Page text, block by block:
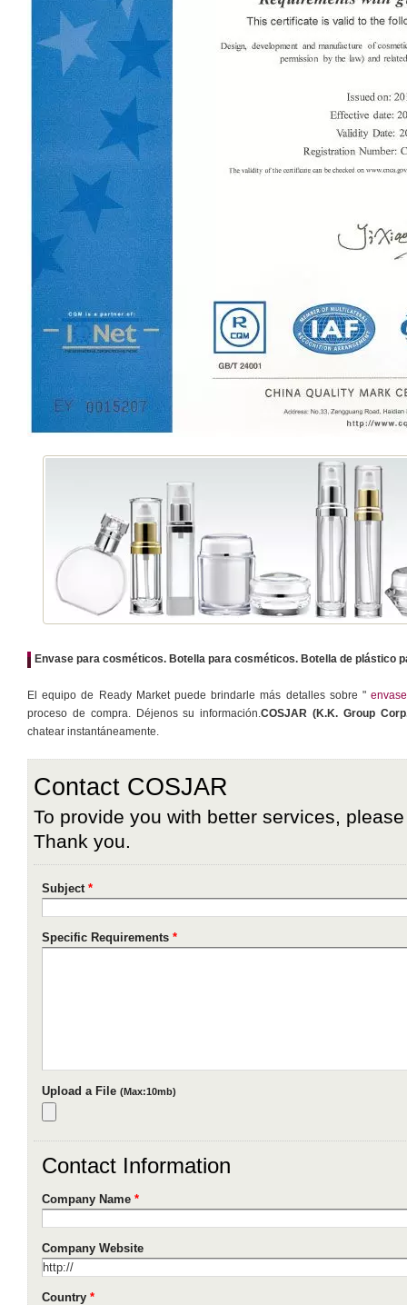
Envase para cosméticos. Botella para cosméticos. Botella de plástico
El equipo de Ready Market puede brindarle más detalles sobre "
proceso de compra. Déjenos su información.COSJAR (K.K. Group
chatear instantáneamente.